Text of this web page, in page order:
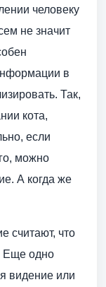
человеку
не значит
в
Так,
кота,
если
можно
А когда же
считают, что
Еще одно
видение или